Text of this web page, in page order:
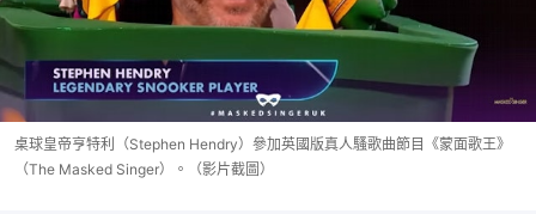
桌球皇帝亨特利（Stephen Hendry）參加英國版真人騷歌曲節目《蒙面歌王》
（The Masked Singer）。（影片截圖）